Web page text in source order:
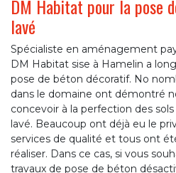
DM Habitat pour la pose
lavé
Spécialiste en aménagement
DM Habitat sise à Hamelin a
pose de béton décoratif. No
dans le domaine ont démontré
concevoir à la perfection des
lavé. Beaucoup ont déjà eu le
services de qualité et tous ont
réaliser. Dans ce cas, si vous
travaux de pose de béton